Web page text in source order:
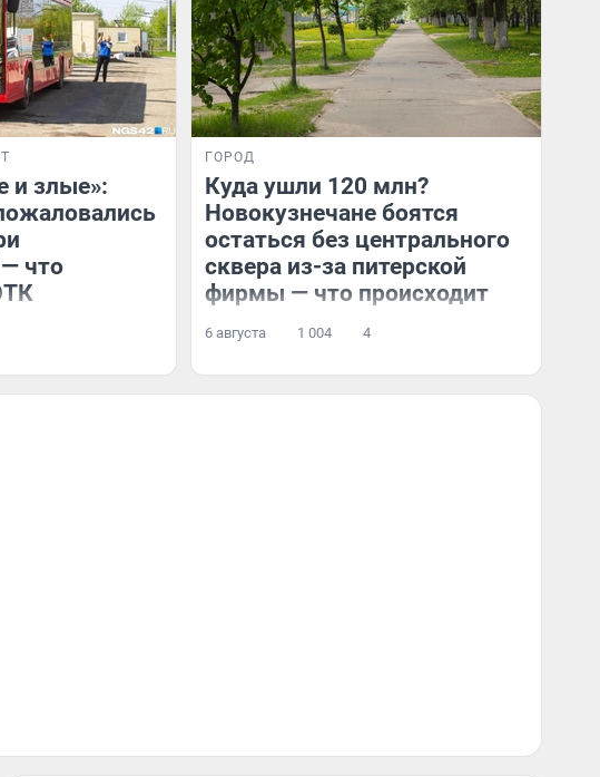
и злые»:
что
ГОРОД
Куда ушли 120 млн?
Новокузнечане боятся
остаться без центрального
сквера из-за питерской
фирмы — что происходит
6 августа 1 004 4